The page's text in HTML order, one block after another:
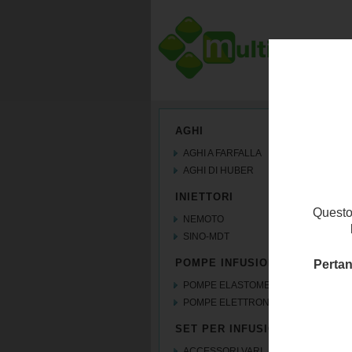
AGHI
AGHI A FARFALLA
AGHI DI HUBER
INIETTORI
NEMOTO
SINO-MDT
POMPE INFUSIONALI
POMPE ELASTOMERICHE
POMPE ELETTRONICHE a breve...
SET PER INFUSIONE